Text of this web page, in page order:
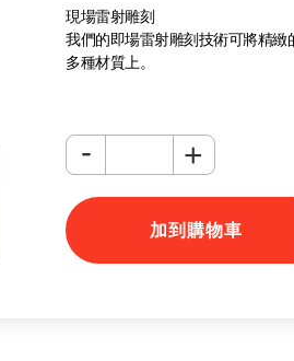
現場雷射雕刻
我們的即場雷射雕刻技術可將精
多種材質上。
- +
加到購物車